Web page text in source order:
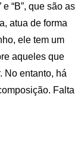
“B”, que são as
atua de forma
ele tem um
aqueles que
No entanto, há
Falta